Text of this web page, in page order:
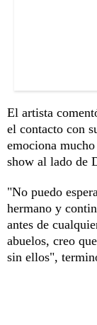
El artista
el contacto con
emociona
show al lado de
"No puedo
hermano y
antes de
abuelos, creo
sin ellos",